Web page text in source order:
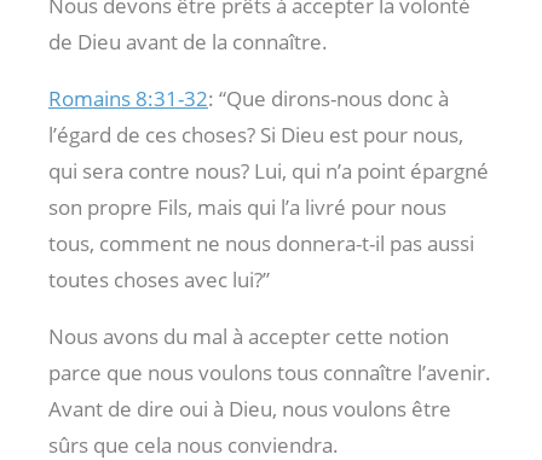
de Dieu avant de la connaître.
Romains 8:31-32: “Que dirons-nous donc à
l’égard de ces choses? Si Dieu est pour nous,
qui sera contre nous? Lui, qui n’a point épargné
son propre Fils, mais qui l’a livré pour nous
tous, comment ne nous donnera-t-il pas aussi
toutes choses avec lui?”
Nous avons du mal à accepter cette notion
parce que nous voulons tous connaître l’avenir.
Avant de dire oui à Dieu, nous voulons être
sûrs que cela nous conviendra.